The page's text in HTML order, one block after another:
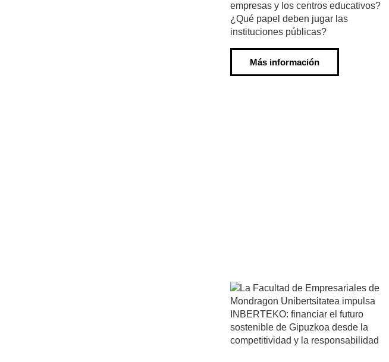
empresas y los centros educativos?
¿Qué papel deben jugar las
instituciones públicas?
Más información